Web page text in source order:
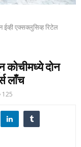
एक्‍सक्‍लुसिव्‍ह रिटेल
कोचीमध्‍ये दोन
लाँच
125